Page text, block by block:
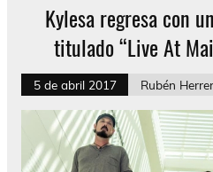
Kylesa regresa con
titulado “Live At
5 de abril 2017 Rubén